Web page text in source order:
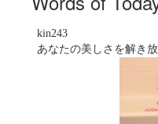
kin243
あなたの美しさを解き